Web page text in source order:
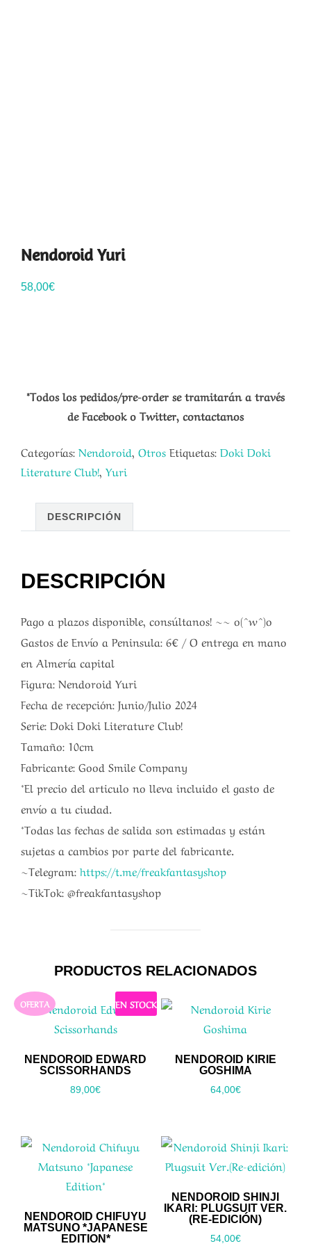
Nendoroid Yuri
58,00€
*Todos los pedidos/pre-order se tramitarán a través
de Facebook o Twitter, contactanos
Categorías: Nendoroid Otros Etiquetas: Doki Doki
Literature Club! Yuri
DESCRIPCIÓN
DESCRIPCIÓN
Pago a plazos disponible, consúltanos! ~~ o(^w^)o
Gastos de Envío a Peninsula: 6€ / O entrega en mano
en Almería capital
Figura: Nendoroid Yuri
Fecha de recepción: Junio/Julio 2024
Serie: Doki Doki Literature Club!
Tamaño: 10cm
Fabricante: Good Smile Company
*El precio del articulo no lleva incluido el gasto de
envío a tu ciudad.
*Todas las fechas de salida son estimadas y están
sujetas a cambios por parte del fabricante.
~Telegram: https://t.me/freakfantasyshop
~TikTok: @freakfantasyshop
PRODUCTOS RELACIONADOS
OFERTA EN STOCK
NENDOROID EDWARD
SCISSORHANDS
89,00€
NENDOROID KIRIE
GOSHIMA
64,00€
NENDOROID CHIFUYU
MATSUNO *JAPANESE
EDITION*
NENDOROID SHINJI
IKARI: PLUGSUIT VER.
(RE-EDICIÓN)
54,00€